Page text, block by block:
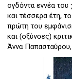
ογδόντα εννέα του
και τέσσερα έτη,
πρώτη του
και (οξύνοες)
Άννα